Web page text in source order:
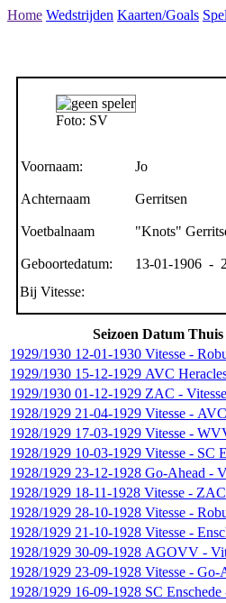
Home Wedstrijden Kaarten/Goals
Foto: SV
Voornaam: Jo
Achternaam Gerritsen
Voetbalnaam "Knots"
Geboortedatum:
13-01-1906 -
Bij Vitesse:
Seizoen Datum Thuis
1929/1930 12-01-1930 Vitesse -
1929/1930 15-12-1929 AVC
1929/1930 01-12-1929 ZAC - Vitesse
1928/1929 21-04-1929 Vitesse -
1928/1929 17-03-1929 Vitesse -
1928/1929 10-03-1929 Vitesse - SC
1928/1929 23-12-1928 Go-Ahead -
1928/1929 18-11-1928 Vitesse - ZAC
1928/1929 28-10-1928 Vitesse -
1928/1929 21-10-1928 Vitesse -
1928/1929 30-09-1928 AGOVV -
1928/1929 23-09-1928 Vitesse - Go-
1928/1929 16-09-1928 SC Enschede